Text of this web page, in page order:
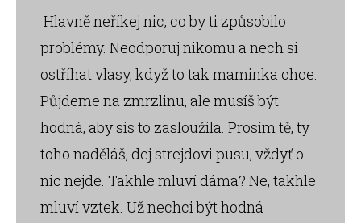
Hlavně neříkej nic, co by ti způsobilo
problémy. Neodporuj nikomu a nech si
ostříhat vlasy, když to tak maminka chce.
Půjdeme na zmrzlinu, ale musíš být
hodná, aby sis to zasloužila. Prosím tě, ty
toho naděláš, dej strejdovi pusu, vždyť o
nic nejde. Takhle mluví dáma? Ne, takhle
mluví vztek. Už nechci být hodná